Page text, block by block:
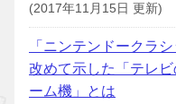
(2017年11月15日 更新)
「ニンテンドークラ
改めて示した「テレ
ーム機」とは